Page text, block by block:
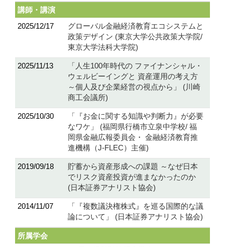
講師・講演
2025/12/17
グローバル金融経済教育エコシステムと
政策デザイン (東京大学公共政策大学院/
東京大学法科大学院)
2025/11/13
「人生100年時代の ファイナンシャル・
ウェルビーイングと 資産運用の考え方
～個人及び企業経営の視点から」 (川崎
商工会議所)
2025/10/30
「『お金に関する知識や判断力』が必要
なワケ」 (福岡県行橋市立泉中学校/ 福
岡県金融広報委員会・ 金融経済教育推
進機構（J-FLEC）主催)
2019/09/18
貯蓄から資産形成への課題 ～なぜ日本
でリスク資産投資が進まなかったのか
(日本証券アナリスト協会)
2014/11/07
「『複数議決権株式』を巡る国際的な議
論について」 (日本証券アナリスト協会)
所属学会